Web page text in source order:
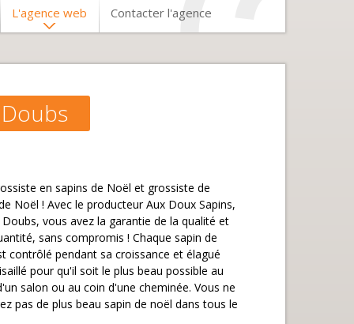
L'agence web Contacter l'agence
en sapins de Noël et grossiste de
Noël ! Avec le producteur Aux Doux Sapins,
vous avez la garantie de la qualité et
sans compromis ! Chaque sapin de
contrôlé pendant sa croissance et élagué
pour qu'il soit le plus beau possible au
salon ou au coin d'une cheminée. Vous ne
pas de plus beau sapin de noël dans tous le